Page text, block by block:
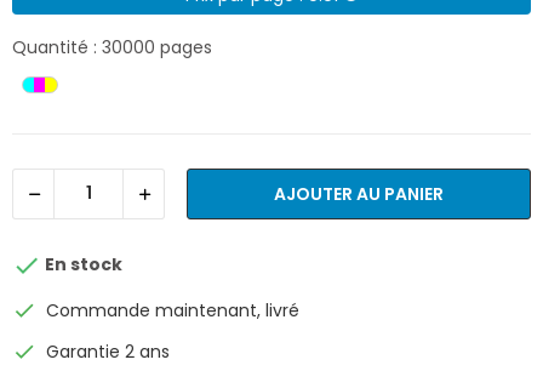
Quantité : 30000 pages
AJOUTER AU PANIER
 En stock
check Commande maintenant, livré
check Garantie 2 ans